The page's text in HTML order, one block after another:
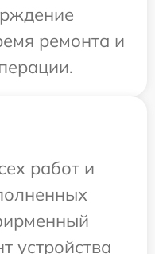
ремонта и
работ и
устройства